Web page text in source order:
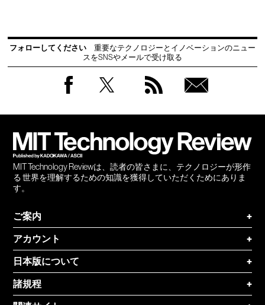
フォローしてください
重要なテクノロジーとイノベーションのニュー
スをSNSやメールで受け取る
MIT Technology Reviewは、読者の皆さまに、テクノロジーが形作
る 世界を理解するための知識を獲得していただくためにありま
す。
ご案内
+
アカウント
+
日本版について
+
諸規程
+